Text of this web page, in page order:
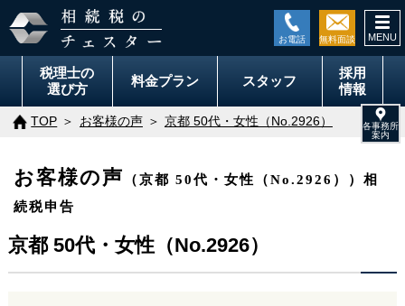
税理士の
選び方
料金プラン スタッフ
採用
情報
TOP お客様の声 京都 50代・女性（No.2926）
お客様の声
（京都 50代・女性（No.2926））相
続税申告
京都 50代・女性（No.2926）